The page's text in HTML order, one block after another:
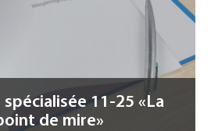
11-25 «La
de mire»